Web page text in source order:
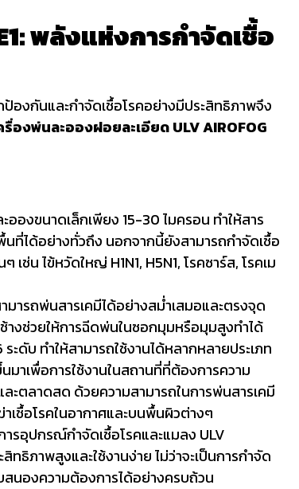
พลังแห่งการกำจัดเชื้อ
งกันและกำจัดเชื้อโรคอย่างมีประสิทธิภาพจึง
รื่องพ่นละอองฝอยละเอียด ULV AIROFOG
องขนาดเล็กเพียง 15-30 ไมครอน ทำให้สาร
ที่ได้อย่างทั่วถึง นอกจากนี้ยังสามารถกำจัดเชื้อ
ช่น ไข้หวัดใหญ่ H1N1, H5N1, โรคซาร์ส, โรคเม
ารถพ่นสารเคมีได้อย่างสม่ำเสมอและตรงจุด
งช่วยให้การฉีดพ่นในซอกมุมหรือมุมสูงทำได้
ดับ ทำให้สามารถใช้งานได้หลากหลายประเภท
าเพื่อการใช้งานในสถานที่ที่ต้องการความ
ะตลาดสด ด้วยความสามารถในการพ่นสารเคมี
เชื้อโรคในอากาศและบนพื้นผิวต่างๆ
รอุปกรณ์กำจัดเชื้อโรคและแมลง ULV
ทธิภาพสูงและใช้งานง่าย ไม่ว่าจะเป็นการกำจัด
นองความต้องการได้อย่างครบถ้วน